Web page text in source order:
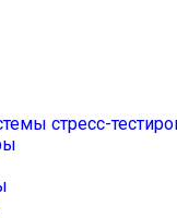
стресс-